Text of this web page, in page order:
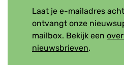
Laat je e-mailadres
ontvangt onze
mailbox. Bekijk een
nieuwsbrieven.